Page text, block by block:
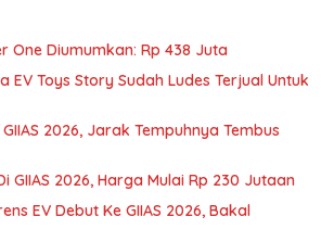
One Diumumkan: Rp 438 Juta
EV Toys Story Sudah Ludes Terjual Untuk
2026, Jarak Tempuhnya Tembus
GIIAS 2026, Harga Mulai Rp 230 Jutaan
EV Debut Ke GIIAS 2026, Bakal